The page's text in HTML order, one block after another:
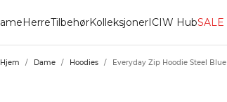
HerreTilbehørKolleksjonerICIW HubSALE
Hjem / Dame / Hoodies / Everyday Zip Hoodie Steel Blue